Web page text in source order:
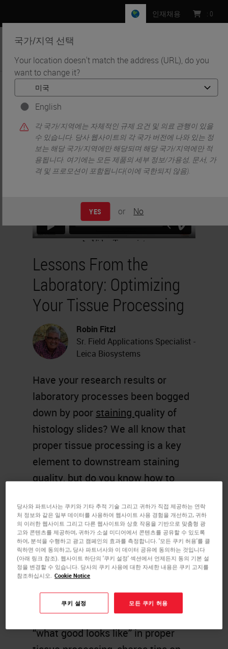
국가/지역 선택
Your location doesn't match the address (URL), do you
want to change it?
English
각 국가/지역에는 자체적인 규제 요건 및 의료 관행이 있을
수 있습니다. 당사 웹사이트의 각 국가 버전에 나와 있는 정
보는 해당 국가/지역에만 해당되며 해당 국가/지역에만 적
용됩니다. 여기에는 모든 제품의 세부 정보/가용성, 문서, 가
격 및 프로모션이 포함됩니다(이에 국한되지 않음).
YES or No
인재채용 : 0
MENU
홈 • Life Sciences and Research Solutions •
Histology & Pre-Analytics •
Lessons From the Laboratory: Optimizing Your Tissue Processing
Lessons From the
Laboratory: Optimizing
Your Tissue Processing
Robin Fitzl
Sr. Field Applications Specialist -
Leica Biosystems
Have your research results or
laboratory processes been bogged
down by poor staining quality of
histology slides? We all know that
proper tissue processing is a key
element to downstream staining
quality, but do you know how to
tissue processingis effective?
In this webinar, Senior Field
Applications Specialist Robin Fitzl
shares insights gleaned from her
laboratories. Learn from Robin as
provides insights via example of
“what good looks like” in proper
당사와 파트너사는 쿠키와 기타 추적 기술 그리고 귀하가 직접 제공하는 연락
처 정보와 같은 일부 데이터를 사용하여 웹사이트 사용 경험을 개선하고, 귀하
의 이러한 웹사이트 그리고 다른 웹사이트와 상호 작용을 기반으로 맞춤형 광
고와 콘텐츠를 제공하며, 귀하가 소셜 미디어에서 콘텐츠를 공유할 수 있도록
하여, 분석을 수행하고 광고 캠페인의 효과를 측정합니다. '모든 쿠키 허용'를 클
릭하면 이에 동의하고, 당사 파트너사와 이 데이터 공유에 동의하는 것입니다
(아래 링크 참조). 웹사이트 하단의 '쿠키 설정' 섹션에서 언제든지 동의 기본 설
정을 변경할 수 있습니다. 당사의 쿠키 사용에 대한 자세한 내용은 쿠키 고지를
참조하십시오. Cookie Notice
쿠키 설정 모든 쿠키 허용